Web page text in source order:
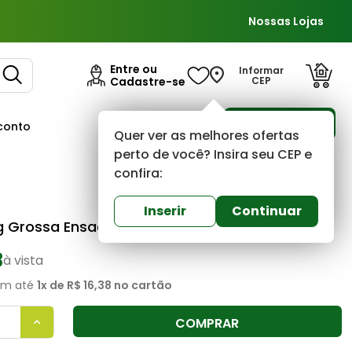
Nossas Lojas
Entre ou
Cadastre-se
Informar
CEP
Quer ver as melhores ofertas
perto de você? Insira seu CEP e
confira:
Inserir Continuar
Areial 0 (0)
Grossa Ensacada Areial
à vista
até 1x de R$ 16,38 no cartão
COMPRAR